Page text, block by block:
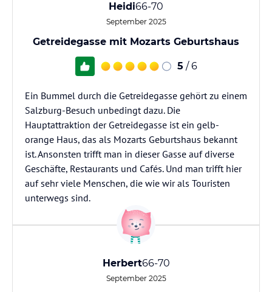
Heidi66-70
September 2025
Getreidegasse mit Mozarts Geburtshaus
5 / 6
Ein Bummel durch die Getreidegasse gehört zu einem
Salzburg-Besuch unbedingt dazu. Die
Hauptattraktion der Getreidegasse ist ein gelb-
orange Haus, das als Mozarts Geburtshaus bekannt
ist. Ansonsten trifft man in dieser Gasse auf diverse
Geschäfte, Restaurants und Cafés. Und man trifft hier
auf sehr viele Menschen, die wie wir als Touristen
unterwegs sind.
Herbert66-70
September 2025